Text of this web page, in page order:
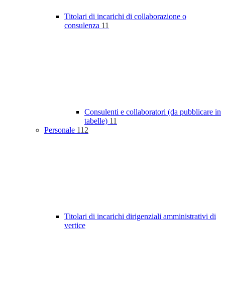
Titolari di incarichi di collaborazione o
consulenza 11
Consulenti e collaboratori (da pubblicare in
tabelle) 11
Personale 112
Titolari di incarichi dirigenziali amministrativi di
vertice